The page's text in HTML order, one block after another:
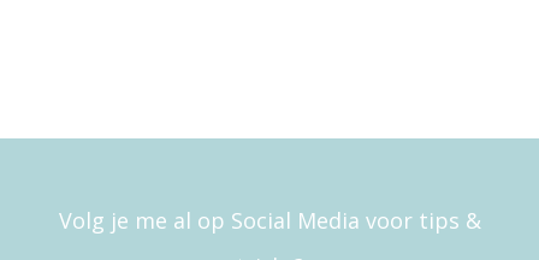
Volg je me al op Social Media voor tips &